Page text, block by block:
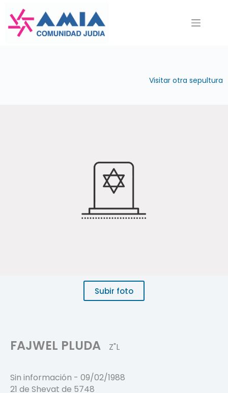
contenido
Visitar otra sepultura
Subir foto
FAJWEL PLUDA Z"L
Sin información - 09/02/1988
21 de Shevat de 5748